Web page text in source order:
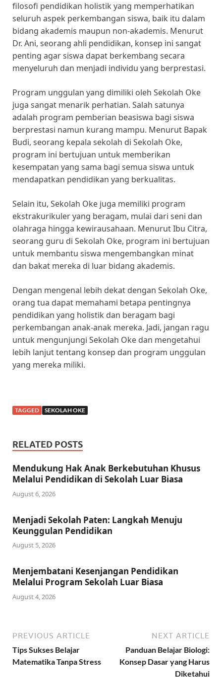
filosofi pendidikan holistik yang memperhatikan
seluruh aspek perkembangan siswa, baik itu dalam
bidang akademis maupun non-akademis. Menurut
Dr. Ani, seorang ahli pendidikan, konsep ini sangat
penting agar siswa dapat berkembang secara
menyeluruh dan menjadi individu yang berprestasi.
Program unggulan yang dimiliki oleh Sekolah Oke
juga sangat menarik perhatian. Salah satunya
adalah program pemberian beasiswa bagi siswa
berprestasi namun kurang mampu. Menurut Bapak
Budi, seorang kepala sekolah di Sekolah Oke,
program ini bertujuan untuk memberikan
kesempatan yang sama bagi semua siswa untuk
mendapatkan pendidikan yang berkualitas.
Selain itu, Sekolah Oke juga memiliki program
ekstrakurikuler yang beragam, mulai dari seni dan
olahraga hingga kewirausahaan. Menurut Ibu Citra,
seorang guru di Sekolah Oke, program ini bertujuan
untuk membantu siswa mengembangkan minat
dan bakat mereka di luar bidang akademis.
Dengan mengenal lebih dekat dengan Sekolah Oke,
orang tua dapat memahami betapa pentingnya
pendidikan yang holistik dan beragam bagi
perkembangan anak-anak mereka. Jadi, jangan ragu
untuk mengunjungi Sekolah Oke dan mengetahui
lebih lanjut tentang konsep dan program unggulan
yang mereka miliki.
TAGGED SEKOLAH OKE
RELATED POSTS
Mendukung Hak Anak Berkebutuhan Khusus
Melalui Pendidikan di Sekolah Luar Biasa
August 6, 2026
Menjadi Sekolah Paten: Langkah Menuju
Keunggulan Pendidikan
August 5, 2026
Menjembatani Kesenjangan Pendidikan
Melalui Program Sekolah Luar Biasa
August 4, 2026
PREVIOUS ARTICLE
Tips Sukses Belajar
Matematika Tanpa Stress
NEXT ARTICLE
Panduan Belajar Biologi:
Konsep Dasar yang Harus
Diketahui